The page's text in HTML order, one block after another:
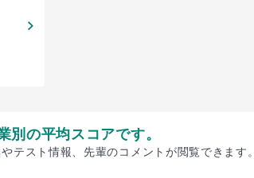
別の平均スコアです。
テスト情報、先輩のコメントが閲覧できます。